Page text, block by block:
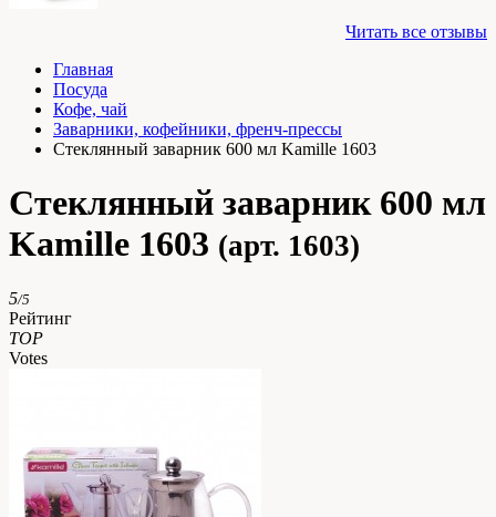
Читать все отзывы
Главная
Посуда
Кофе, чай
Заварники, кофейники, френч-прессы
Стеклянный заварник 600 мл Kamille 1603
Стеклянный заварник 600 мл
Kamille 1603 (арт. 1603)
5/5
Рейтинг
TOP
Votes